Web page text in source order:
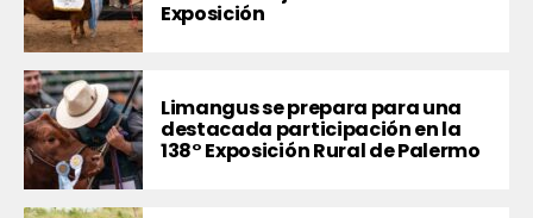
Exposición
Limangus se prepara para una
destacada participación en la
138° Exposición Rural de Palermo